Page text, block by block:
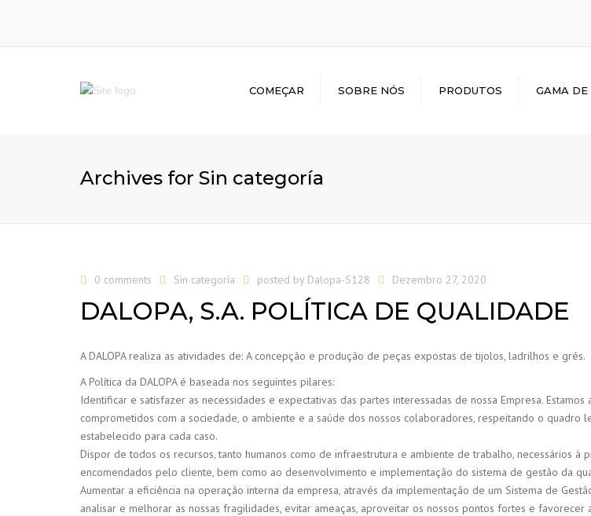
COMEÇAR SOBRE NÓS PRODUTOS GAMA DE
Archives for Sin categoría
0 comments Sin categoría posted by Dalopa-S128 Dezembro 27, 2020
DALOPA, S.A. POLÍTICA DE QUALIDADE
A DALOPA realiza as atividades de: A concepção e produção de peças expostas de tijolos, ladrilhos e grés.
A Política da DALOPA é baseada nos seguintes pilares:
Identificar e satisfazer as necessidades e expectativas das partes interessadas de nossa Empresa.
comprometidos com a sociedade, o ambiente e a saúde dos nossos colaboradores, respeitando o quadro
estabelecido para cada caso.
Dispor de todos os recursos, tanto humanos como de infraestrutura e ambiente de trabalho, necessários à
encomendados pelo cliente, bem como ao desenvolvimento e implementação do sistema de gestão da
Aumentar a eficiência na operação interna da empresa, através da implementação de um Sistema de
analisar e melhorar as nossas fragilidades, evitar ameaças, aproveitar os nossos pontos fortes e favorecer